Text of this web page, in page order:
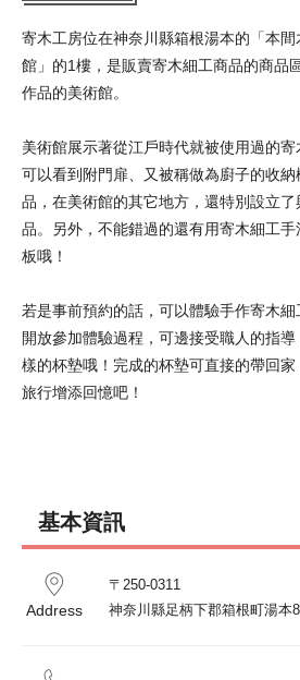
寄木工房位在神奈川縣箱根湯本的「本
館」的1樓，是販賣寄木細工商品的商品
作品的美術館。
美術館展示著從江戶時代就被使用過的寄
可以看到附門扉、又被稱做為廚子的收
品，在美術館的其它地方，還特別設立
品。另外，不能錯過的還有用寄木細工
板哦！
若是事前預約的話，可以體驗手作寄木
開放參加體驗過程，可邊接受職人的指
樣的杯墊哦！完成的杯墊可直接的帶回
旅行增添回憶吧！
基本資訊
Address
〒250-0311
神奈川縣足柄下郡箱根町湯本